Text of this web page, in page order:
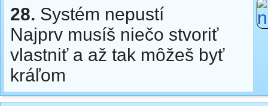
28. Systém nepustí
Najprv musíš niečo stvoriť
vlastniť a až tak môžeš byť
kráľom